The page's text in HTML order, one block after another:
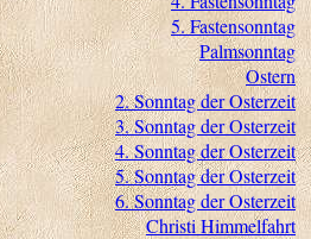
5. Fastensonntag
Palmsonntag
Ostern
2. Sonntag der Osterzeit
3. Sonntag der Osterzeit
4. Sonntag der Osterzeit
5. Sonntag der Osterzeit
6. Sonntag der Osterzeit
Christi Himmelfahrt